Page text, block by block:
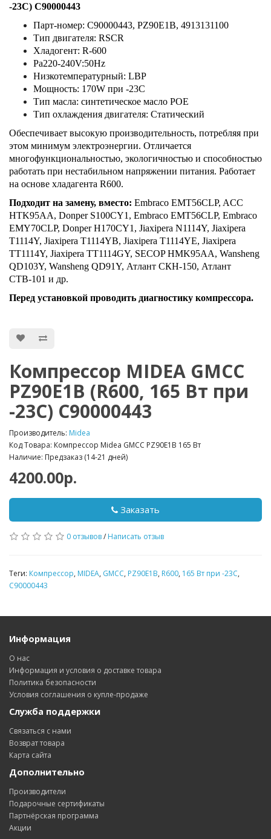
-23С) C90000443
Парт-номер: C90000443, PZ90E1B, 4913131100
Тип двигателя: RSCR
Хладогент: R-600
Ра220-240V:50Hz
Низкотемпературный: LBP
Мощность: 170W при -23С
Тип масла: синтетическое масло POE
Тип охлаждения двигателя: Статический
Обеспечивает высокую производительность, потребляя при
этом минимум электроэнергии. Отличается
многофункциональностью, экологичностью и способностью
работать при нестабильном напряжении питания. Работает
на основе хладагента R600.
Подходит на замену, вместо: Embraco EMT56CLP, ACC
HTK95AA, Donper S100CY1, Embraco EMT56CLP, Embraco
EMY70CLP, Donper H170CY1, Jiaxipera N1114Y, Jiaxipera
T1114Y, Jiaxipera T1114YB, Jiaxipera T1114YE, Jiaxipera
TT1114Y, Jiaxipera TT1114GY, SECOP HMK95AA, Wansheng
QD103Y, Wansheng QD91Y, Атлант СКН-150, Атлант
СТВ-101 и др.
Перед установкой проводить диагностику компрессора.
Компрессор MIDEA GMCC
PZ90E1B (R600, 165 Вт при
-23С) C90000443
Производитель: Midea
Код Товара: Компрессор Midea GMCC PZ90E1B 165 Вт
Наличие: Предзаказ (14-21 дней)
4200.00р.
Заказать
0 отзывов/ Написать отзыв
Теги: Компрессор, MIDEA, GMCC, PZ90E1B, R600, 165 Вт при -23С,
C90000443
Информация
О нас
Информация и условия о доставке товара
Политика безопасности
Условия соглашения о купле-продаже
Служба поддержки
Связаться с нами
Возврат товара
Карта сайта
Дополнительно
Производители
Подарочные сертификаты
Партнёрская программа
Акции